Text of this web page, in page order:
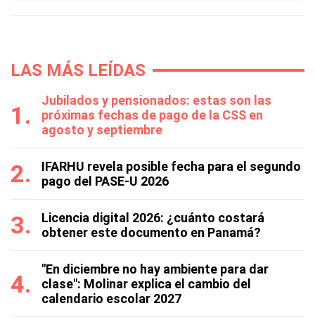
LAS MÁS LEÍDAS
Jubilados y pensionados: estas son las
próximas fechas de pago de la CSS en
agosto y septiembre
IFARHU revela posible fecha para el segundo
pago del PASE-U 2026
Licencia digital 2026: ¿cuánto costará
obtener este documento en Panamá?
"En diciembre no hay ambiente para dar
clase": Molinar explica el cambio del
calendario escolar 2027